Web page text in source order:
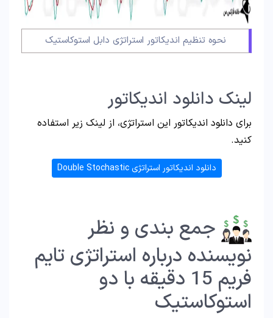
نحوه تنظیم اندیکاتور استراتژی دابل استوکاستیک
لینک دانلود اندیکاتور
برای دانلود اندیکاتور این استراتژی، از لینک زیر استفاده
کنید.
دانلود اندیکاتور استراتژی Double Stochastic
جمع بندی و نظر
نویسنده درباره استراتژی تایم
فریم 15 دقیقه با دو
استوکاستیک